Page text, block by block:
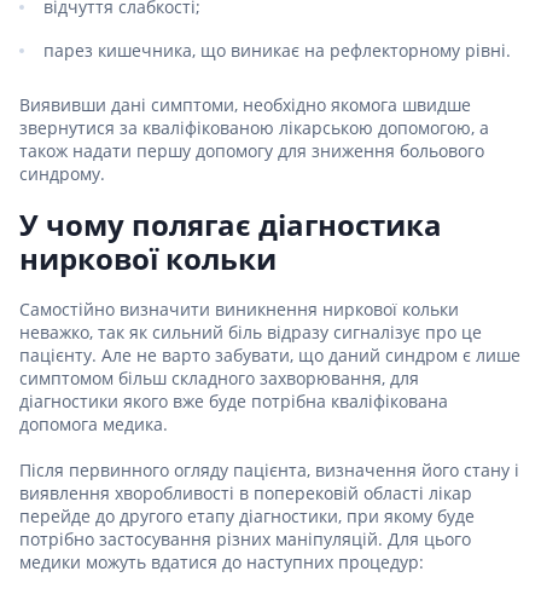
відчуття слабкості;
парез кишечника, що виникає на рефлекторному рівні.
Виявивши дані симптоми, необхідно якомога швидше
звернутися за кваліфікованою лікарською допомогою, а
також надати першу допомогу для зниження больового
синдрому.
У чому полягає діагностика
ниркової кольки
Самостійно визначити виникнення ниркової кольки
неважко, так як сильний біль відразу сигналізує про це
пацієнту. Але не варто забувати, що даний синдром є лише
симптомом більш складного захворювання, для
діагностики якого вже буде потрібна кваліфікована
допомога медика.
Після первинного огляду пацієнта, визначення його стану і
виявлення хворобливості в поперековій області лікар
перейде до другого етапу діагностики, при якому буде
потрібно застосування різних маніпуляцій. Для цього
медики можуть вдатися до наступних процедур: